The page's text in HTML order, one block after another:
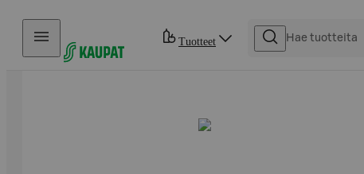
Hyppää sisältöön
Tuotteet